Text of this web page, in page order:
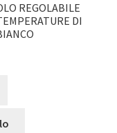
REGOLABILE
DI